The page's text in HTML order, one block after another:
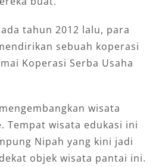
tahun 2012 lalu, para
sebuah koperasi
Koperasi Serba Usaha
wisata
Tempat wisata edukasi ini
Nipah yang kini jadi
objek wisata pantai ini.